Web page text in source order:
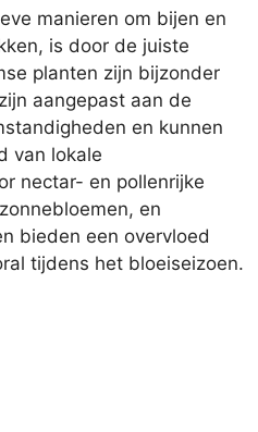
manieren om bijen en
is door de juiste
planten zijn bijzonder
aangepast aan de
en kunnen
van lokale
nectar- en pollenrijke
en
bieden een overvloed
tijdens het bloeiseizoen.